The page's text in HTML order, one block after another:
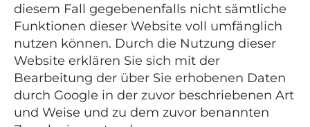
diesem Fall gegebenenfalls nicht sämtliche
Funktionen dieser Website voll umfänglich
nutzen können. Durch die Nutzung dieser
Website erklären Sie sich mit der
Bearbeitung der über Sie erhobenen Daten
durch Google in der zuvor beschriebenen Art
und Weise und zu dem zuvor benannten